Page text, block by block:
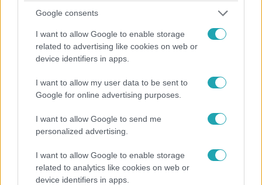
Google consents
I want to allow Google to enable storage
related to advertising like cookies on web or
device identifiers in apps.
I want to allow my user data to be sent to
Google for online advertising purposes.
I want to allow Google to send me
personalized advertising.
I want to allow Google to enable storage
related to analytics like cookies on web or
device identifiers in apps.
Külföld
2024. március 24. 16:36
Moszkvai terrortámadás: videón a 15 éves hős, aki
megmentette több mint 100 ember életét
Hősként emlegetik azt a 15 éves fiút, aki ruhatárosként
mint 100 embert menekített ki.